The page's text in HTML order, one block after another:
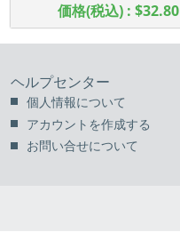
価格(税込) : $32.80
ヘルプセンター
個人情報について
アカウントを作成する
お問い合せについて